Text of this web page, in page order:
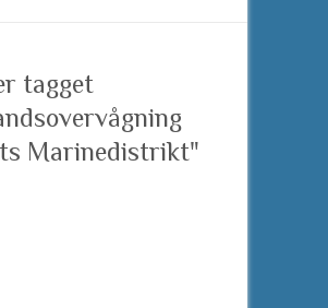
tagget
Marinedistrikt"